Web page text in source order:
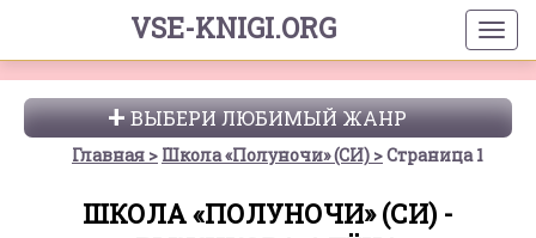
VSE-KNIGI.ORG
ВЫБЕРИ ЛЮБИМЫЙ ЖАНР
Главная Школа «Полуночи» (СИ) Страница 1
ШКОЛА «ПОЛУНОЧИ» (СИ) -